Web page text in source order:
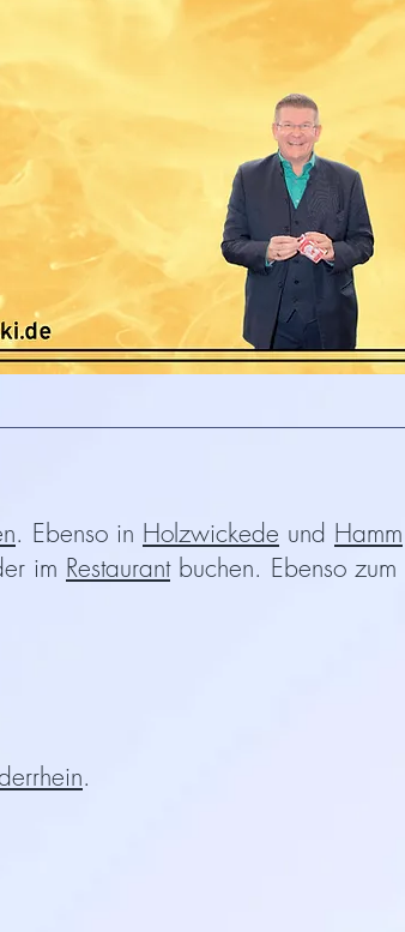
. Ebenso in Holzwickede und Hamm
im Restaurantbuchen. Ebenso zum
.